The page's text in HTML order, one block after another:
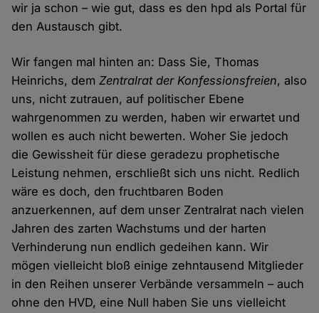
wir ja schon – wie gut, dass es den hpd als Portal für
den Austausch gibt.
Wir fangen mal hinten an: Dass Sie, Thomas
Heinrichs, demZentralrat der Konfessionsfreien, also
uns, nicht zutrauen, auf politischer Ebene
wahrgenommen zu werden, haben wir erwartet und
wollen es auch nicht bewerten. Woher Sie jedoch
die Gewissheit für diese geradezu prophetische
Leistung nehmen, erschließt sich uns nicht. Redlich
wäre es doch, den fruchtbaren Boden
anzuerkennen, auf dem unser Zentralrat nach vielen
Jahren des zarten Wachstums und der harten
Verhinderung nun endlich gedeihen kann. Wir
mögen vielleicht bloß einige zehntausend Mitglieder
in den Reihen unserer Verbände versammeln – auch
ohne den HVD, eine Null haben Sie uns vielleicht